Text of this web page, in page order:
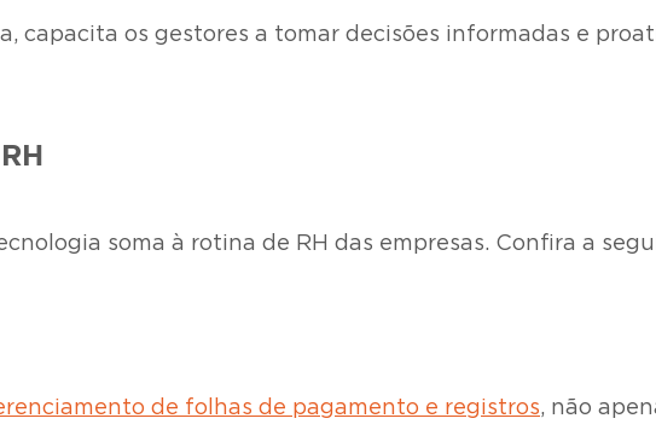
capacita os gestores a tomar decisões informadas e
soma à rotina de RH das empresas. Confira a
de folhas de pagamento e registros, não